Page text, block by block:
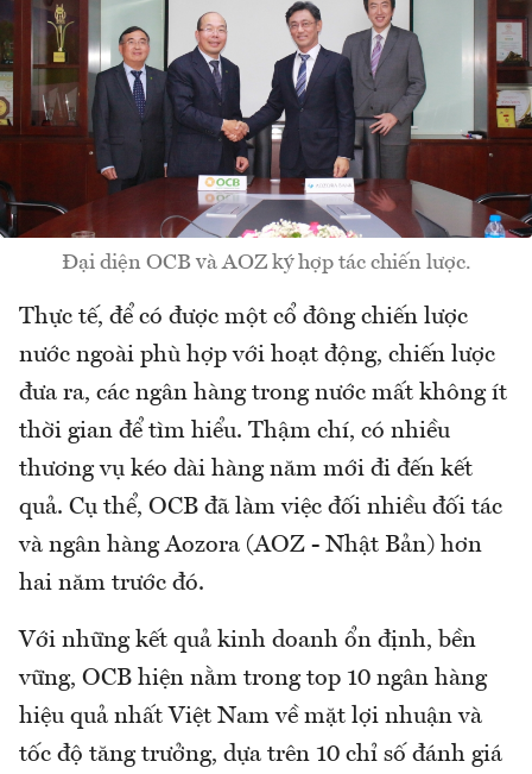
Đại diện OCB và AOZ ký hợp tác chiến lược.
Thực tế, để có được một cổ đông chiến lược
nước ngoài phù hợp với hoạt động, chiến lược
đưa ra, các ngân hàng trong nước mất không ít
thời gian để tìm hiểu. Thậm chí, có nhiều
thương vụ kéo dài hàng năm mới đi đến kết
quả. Cụ thể, OCB đã làm việc đối nhiều đối tác
và ngân hàng Aozora (AOZ - Nhật Bản) hơn
hai năm trước đó.
Với những kết quả kinh doanh ổn định, bền
vững, OCB hiện nằm trong top 10 ngân hàng
hiệu quả nhất Việt Nam về mặt lợi nhuận và
tốc độ tăng trưởng, dựa trên 10 chỉ số đánh giá